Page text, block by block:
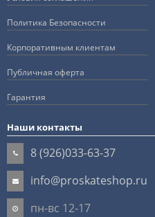
Политика Безопасности
Корпоративным клиентам
Публичная оферта
Гарантия
Наши контакты
8 (926)033-63-37
info@proskateshop.ru
пн-вс 12-17